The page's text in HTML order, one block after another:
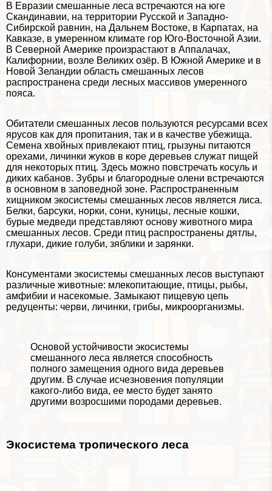
В Евразии смешанные леса встречаются на юге
Скандинавии, на территории Русской и Западно-
Сибирской равнин, на Дальнем Востоке, в Карпатах, на
Кавказе, в умеренном климате гор Юго-Восточной Азии.
В Северной Америке произрастают в Аппалачах,
Калифорнии, возле Великих озёр. В Южной Америке и в
Новой Зеландии область смешанных лесов
распространена среди лесных массивов умеренного
пояса.
Обитатели смешанных лесов пользуются ресурсами всех
ярусов как для пропитания, так и в качестве убежища.
Семена хвойных привлекают птиц, грызуны питаются
орехами, личинки жуков в коре деревьев служат пищей
для некоторых птиц. Здесь можно повстречать косуль и
диких кабанов. Зубры и благородные олени встречаются
в основном в заповедной зоне. Распространенным
хищником экосистемы смешанных лесов является лиса.
Белки, барсуки, норки, сони, кyницы, лесные кошки,
бурые медведи представляют основу животного мира
смешанных лесов. Среди птиц распространены дятлы,
глухари, дикие гoлyби, зяблики и зарянки.
Консументами экосистемы смешанных лесов выступают
различные животные: млекопитающие, птицы, рыбы,
амфибии и насекомые. Замыкают пищевую цепь
редуценты: черви, личинки, грибы, микроорганизмы.
Основой устойчивости экосистемы
смешанного леса является способность
полного замещения одного вида деревьев
другим. В случае исчезновения популяции
какого-либо вида, ее место будет занято
другими возросшими породами деревьев.
Экосистема тропического леса